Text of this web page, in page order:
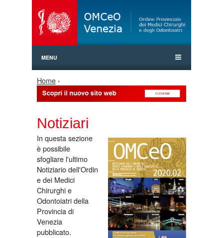
MENU
Tu sei qui
Home ›
Notiziari
In questa sezione
è possibile
sfogliare l'ultimo
Notiziario dell'Ordin
e dei Medici
Chirurghi e
Odontoiatri della
Provincia di
Venezia
pubblicato.